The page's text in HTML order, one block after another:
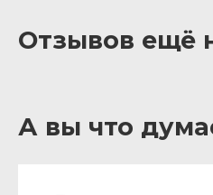
Отзывов ещё
А вы что